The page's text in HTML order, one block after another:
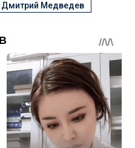
Дмитрий Медведев